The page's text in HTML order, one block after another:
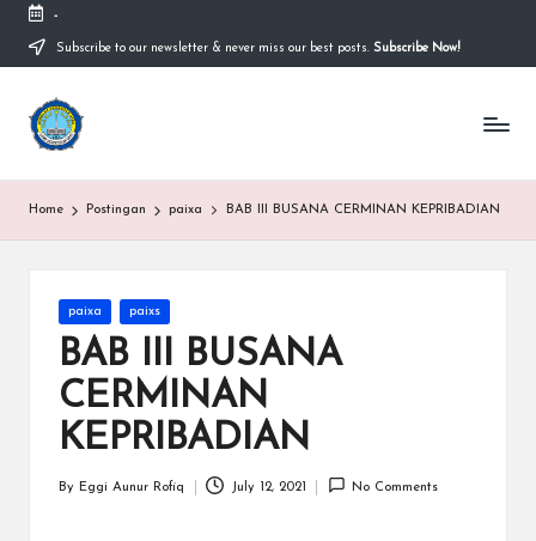
content
-
Subscribe to our newsletter & never miss our best posts. Subscribe Now!
S
M
A
S
id
Sekolah
Nasional
Ahlussunnah
Wal
Home Postingan paixa BAB III BUSANA CERMINAN KEPRIBADIAN
Posted
in
paixa paixs
BAB III BUSANA
CERMINAN
KEPRIBADIAN
Posted
By Eggi Aunur Rofiq July 12, 2021 No Comments